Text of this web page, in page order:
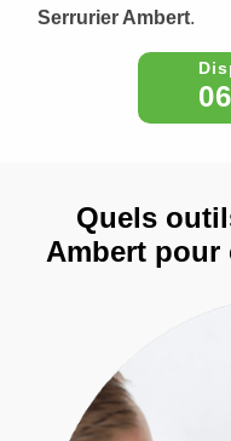
Serrurier Ambert.
Quels
Ambert